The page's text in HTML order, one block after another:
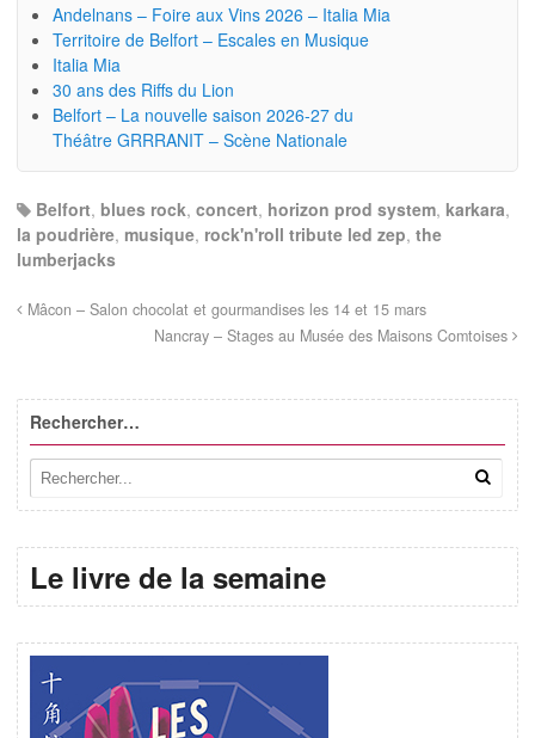
Andelnans – Foire aux Vins 2026 – Italia Mia
Territoire de Belfort – Escales en Musique
Italia Mia
30 ans des Riffs du Lion
Belfort – La nouvelle saison 2026-27 du
Théâtre GRRRANIT – Scène Nationale
Belfort, blues rock, concert, horizon prod system, karkara,
la poudrière, musique, rock'n'roll tribute led zep, the
lumberjacks
Mâcon – Salon chocolat et gourmandises les 14 et 15 mars
Nancray – Stages au Musée des Maisons Comtoises
Rechercher…
Le livre de la semaine